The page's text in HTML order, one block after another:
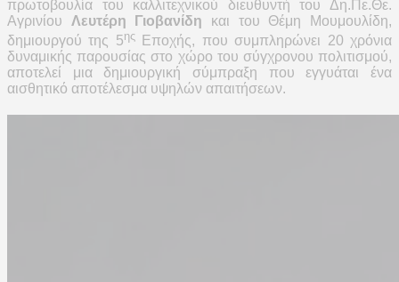
πρωτοβουλία του καλλιτεχνικού διευθυντή του Δη.Πε.Θε.
Αγρινίου Λευτέρη Γιοβανίδη και του Θέμη Μουμουλίδη,
δημιουργού της 5ηςΕποχής, που συμπληρώνει 20 χρόνια
δυναμικής παρουσίας στο χώρο του σύγχρονου πολιτισμού,
αποτελεί μια δημιουργική σύμπραξη που εγγυάται ένα
αισθητικό αποτέλεσμα υψηλών απαιτήσεων.